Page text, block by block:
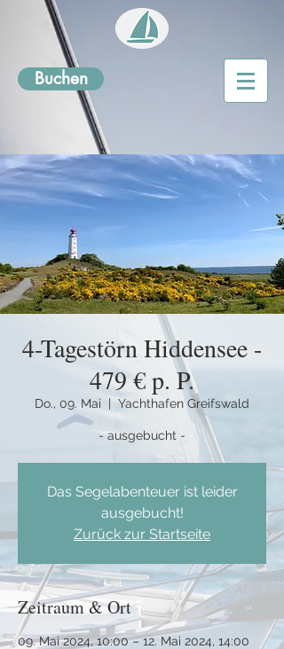
Buchen
4-Tagestörn Hiddensee -
479 € p. P.
Do., 09. Mai
  |
Yachthafen Greifswald
- ausgebucht -
Das Segelabenteuer ist leider
ausgebucht!
Zurück zur Startseite
Zeitraum & Ort
09. Mai 2024, 10:00 – 12. Mai 2024, 14:00